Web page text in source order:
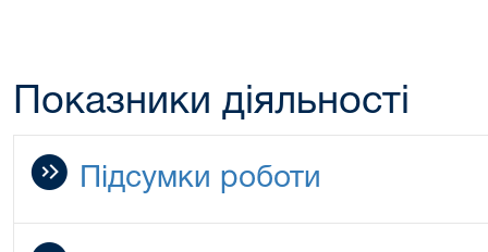
Показники діяльності
Підсумки роботи